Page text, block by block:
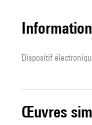
Dispositif
œuvres